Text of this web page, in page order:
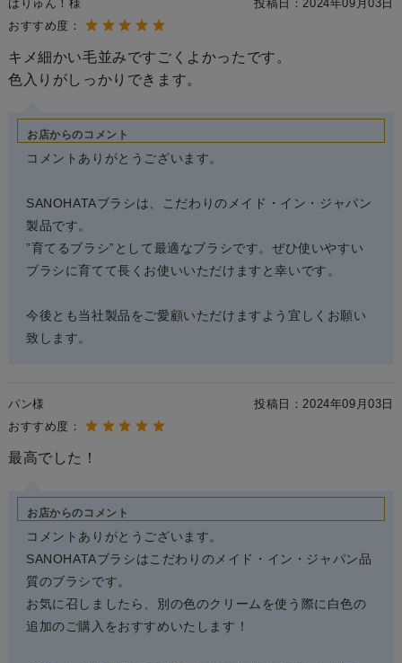
はりゅん！様 投稿日： 2024年09月03日
おすすめ度：
キメ細かい毛並みですごくよかったです。
色入りがしっかりできます。
お店からのコメント
コメントありがとうございます。
SANOHATAブラシは、こだわりのメイド・イン・ジャパン
製品です。
”育てるブラシ”として最適なブラシです。ぜひ使いやすい
ブラシに育てて長くお使いいただけますと幸いです。
今後とも当社製品をご愛顧いただけますよう宜しくお願い
致します。
パン様 投稿日： 2024年09月03日
おすすめ度：
最高でした！
お店からのコメント
コメントありがとうございます。
SANOHATAブラシはこだわりのメイド・イン・ジャパン品
質のブラシです。
お気に召しましたら、別の色のクリームを使う際に白色の
追加のご購入をおすすめいたします！